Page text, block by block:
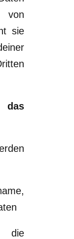
von
sie
das
die